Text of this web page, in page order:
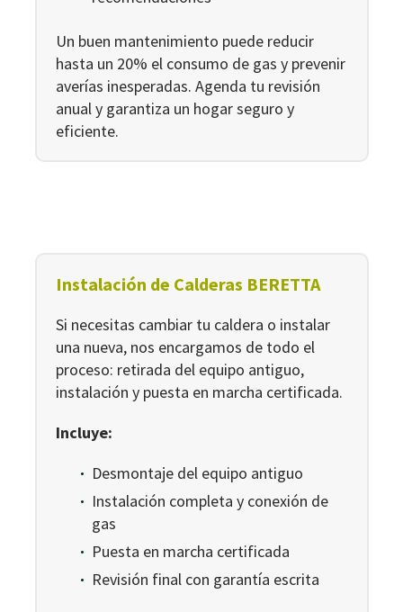
Un buen mantenimiento puede reducir
hasta un 20% el consumo de gas y prevenir
averías inesperadas. Agenda tu revisión
anual y garantiza un hogar seguro y
eficiente.
Instalación de Calderas BERETTA
Si necesitas cambiar tu caldera o instalar
una nueva, nos encargamos de todo el
proceso: retirada del equipo antiguo,
instalación y puesta en marcha certificada.
Incluye:
Desmontaje del equipo antiguo
Instalación completa y conexión de
gas
Puesta en marcha certificada
Revisión final con garantía escrita